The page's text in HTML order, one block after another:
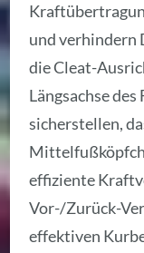
und verhindern
die Cleat-
Längsachse
sicherstellen,
effiziente
Vor-/Zurück-
effektiven